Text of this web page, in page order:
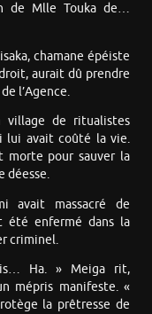
de Mlle Touka de…
chamane épéiste
aurait dû prendre
l’Agence.
de ritualistes
lui avait coûté la vie.
morte pour sauver la
déesse.
avait massacré de
été enfermé dans la
criminel.
Ha. » Meiga rit,
mépris manifeste. «
la prêtresse de